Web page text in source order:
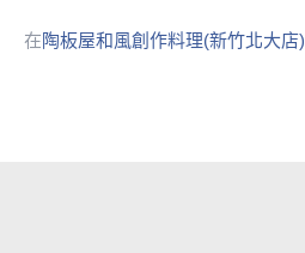
在陶板屋和風創作料理(新竹北大店)